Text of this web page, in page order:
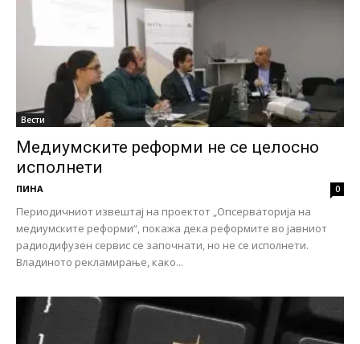
Вести
Медиумските реформи не се целосно
исполнети
ПИНА 0
Периодичниот извештај на проектот „Опсерваторија на
медиумските реформи“, покажа дека реформите во јавниот
радиодифузен сервис се започнати, но не се исполнети.
Владиното рекламирање, како...